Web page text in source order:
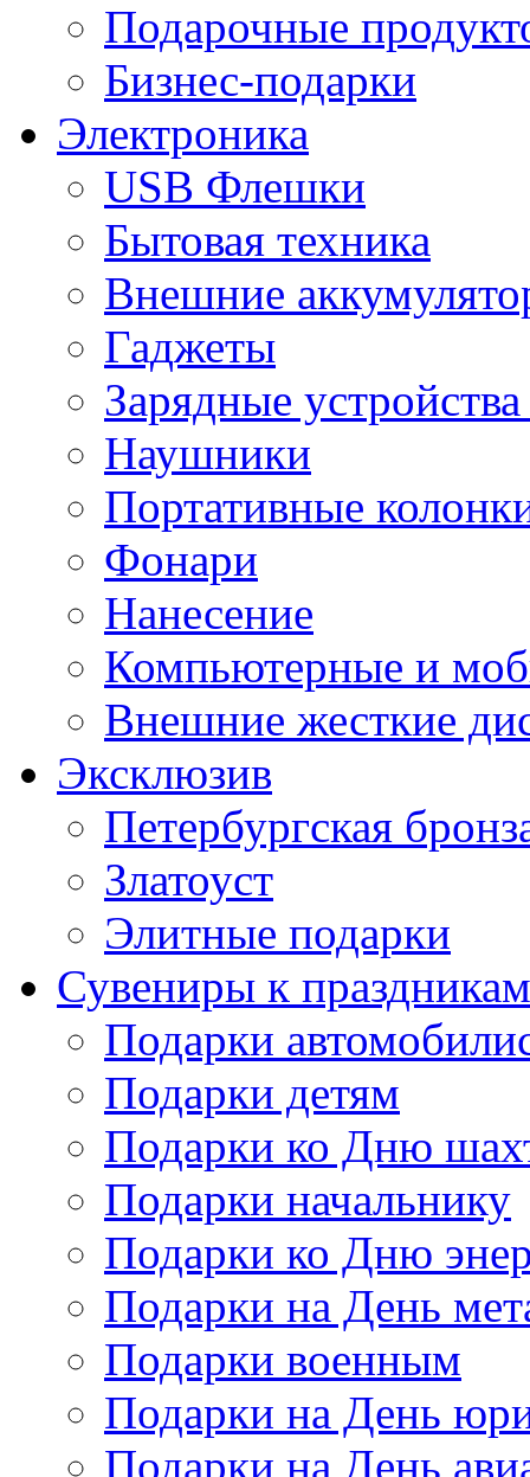
Подарочные
Бизнес-подарки
Электроника
USB Флешки
Бытовая техника
Внешние
Гаджеты
Зарядные
Наушники
Портативные
Фонари
Нанесение
Компьютерные и
Внешние жесткие
Эксклюзив
Петербургская
Златоуст
Элитные подарки
Сувениры к праздникам
Подарки
Подарки детям
Подарки ко Дню
Подарки начальнику
Подарки ко Дню
Подарки на День
Подарки военным
Подарки на День
Подарки на День